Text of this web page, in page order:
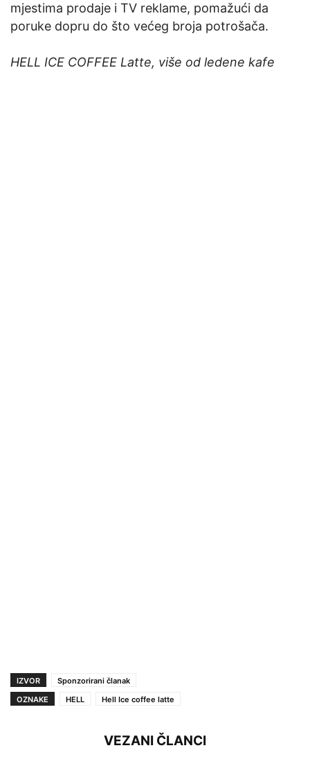
mjestima prodaje i TV reklame, pomažući da
poruke dopru do što većeg broja potrošača.
HELL ICE COFFEE Latte, više od ledene kafe
IZVOR
Sponzorirani članak
OZNAKE
HELL Hell Ice coffee latte
VEZANI ČLANCI